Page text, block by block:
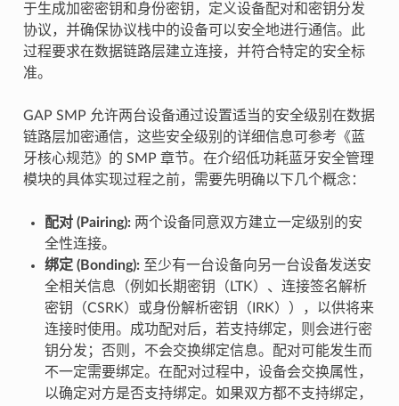
于生成加密密钥和身份密钥，定义设备配对和密钥分发
协议，并确保协议栈中的设备可以安全地进行通信。此
过程要求在数据链路层建立连接，并符合特定的安全标
准。
GAP SMP 允许两台设备通过设置适当的安全级别在数据
链路层加密通信，这些安全级别的详细信息可参考《蓝
牙核心规范》的 SMP 章节。在介绍低功耗蓝牙安全管理
模块的具体实现过程之前，需要先明确以下几个概念：
配对 (Pairing):两个设备同意双方建立一定级别的安
全性连接。
绑定 (Bonding):至少有一台设备向另一台设备发送安
全相关信息（例如长期密钥（LTK）、连接签名解析
密钥（CSRK）或身份解析密钥（IRK）），以供将来
连接时使用。成功配对后，若支持绑定，则会进行密
钥分发；否则，不会交换绑定信息。配对可能发生而
不一定需要绑定。在配对过程中，设备会交换属性，
以确定对方是否支持绑定。如果双方都不支持绑定，